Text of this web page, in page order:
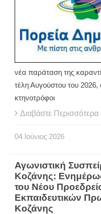
νέα παράταση της
τέλη Αυγούστου του 2026,
κτηνοτρόφοι
Διαβάστε Περισσότερα
04 Ιούνιος 2026
Αγωνιστική
Κοζάνης:
του Νέου
Εκπαιδευτικών
Κοζάνης